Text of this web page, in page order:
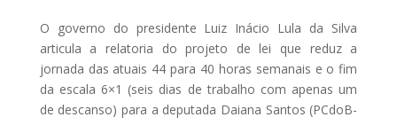
O governo do presidente Luiz Inácio Lula da Silva
articula a relatoria do projeto de lei que reduz a
jornada das atuais 44 para 40 horas semanais e o fim
da escala 6×1 (seis dias de trabalho com apenas um
de descanso) para a deputada Daiana Santos (PCdoB-